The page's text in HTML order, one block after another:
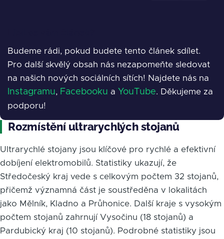
Budeme rádi, pokud budete tento článek sdílet.
Pro další skvělý obsah nás nezapomeňte sledovat
na našich nových sociálních sítích! Najdete nás na
Instagramu, Facebooku a YouTube. Děkujeme za
podporu!
Rozmístění ultrarychlých stojanů
Ultrarychlé stojany jsou klíčové pro rychlé a efektivní
dobíjení elektromobilů. Statistiky ukazují, že
Středočeský kraj vede s celkovým počtem 32 stojanů,
přičemž významná část je soustředěna v lokalitách
jako Mělník, Kladno a Průhonice. Další kraje s vysokým
počtem stojanů zahrnují Vysočinu (18 stojanů) a
Pardubický kraj (10 stojanů). Podrobné statistiky jsou